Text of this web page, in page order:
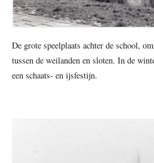
De grote speelplaats achter de school,
tussen de weilanden en sloten. In de
een schaats- en ijsfestijn.